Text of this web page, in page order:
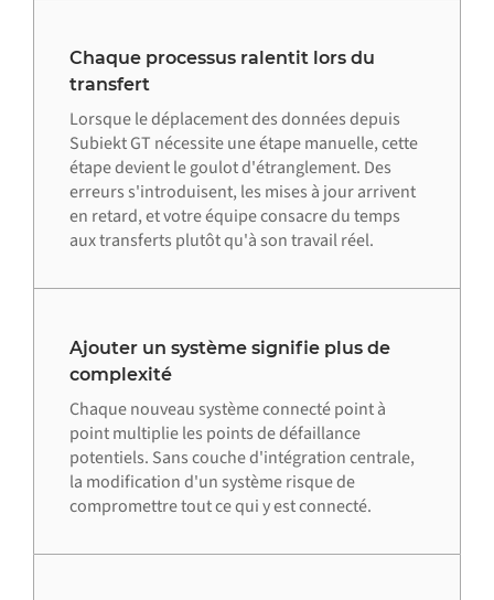
Chaque processus ralentit lors du
transfert
Lorsque le déplacement des données depuis
Subiekt GT nécessite une étape manuelle, cette
étape devient le goulot d'étranglement. Des
erreurs s'introduisent, les mises à jour arrivent
en retard, et votre équipe consacre du temps
aux transferts plutôt qu'à son travail réel.
Ajouter un système signifie plus de
complexité
Chaque nouveau système connecté point à
point multiplie les points de défaillance
potentiels. Sans couche d'intégration centrale,
la modification d'un système risque de
compromettre tout ce qui y est connecté.